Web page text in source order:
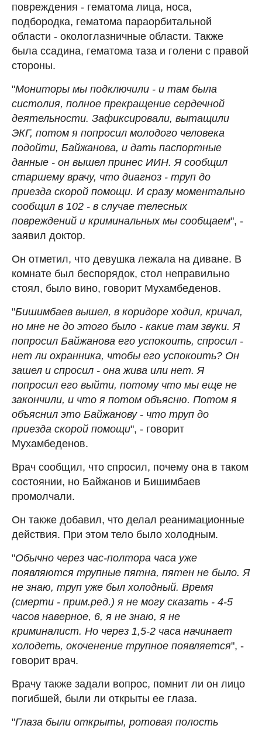
повреждения - гематома лица, носа,
подбородка, гематома параорбитальной
области - окологлазничные области. Также
была ссадина, гематома таза и голени с правой
стороны.
"Мониторы мы подключили - и там была
систолия, полное прекращение сердечной
деятельности. Зафиксировали, вытащили
ЭКГ, потом я попросил молодого человека
подойти, Байжанова, и дать паспортные
данные - он вышел принес ИИН. Я сообщил
старшему врачу, что диагноз - труп до
приезда скорой помощи. И сразу моментально
сообщил в 102 - в случае телесных
повреждений и криминальных мы сообщаем", -
заявил доктор.
Он отметил, что девушка лежала на диване. В
комнате был беспорядок, стол неправильно
стоял, было вино, говорит Мухамбеденов.
"Бишимбаев вышел, в коридоре ходил, кричал,
но мне не до этого было - какие там звуки. Я
попросил Байжанова его успокоить, спросил -
нет ли охранника, чтобы его успокоить? Он
зашел и спросил - она жива или нет. Я
попросил его выйти, потому что мы еще не
закончили, и что я потом объясню. Потом я
объяснил это Байжанову - что труп до
приезда скорой помощи", - говорит
Мухамбеденов.
Врач сообщил, что спросил, почему она в таком
состоянии, но Байжанов и Бишимбаев
промолчали.
Он также добавил, что делал реанимационные
действия. При этом тело было холодным.
"Обычно через час-полтора часа уже
появляются трупные пятна, пятен не было. Я
не знаю, труп уже был холодный. Время
(смерти - прим.ред.) я не могу сказать - 4-5
часов наверное, 6, я не знаю, я не
криминалист. Но через 1,5-2 часа начинает
холодеть, окоченение трупное появляется", -
говорит врач.
Врачу также задали вопрос, помнит ли он лицо
погибшей, были ли открыты ее глаза.
"Глаза были открыты, ротовая полость